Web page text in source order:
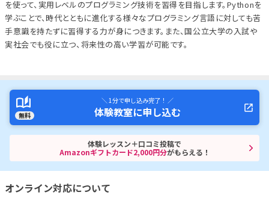
を使って、実用レベルのプログラミング技術を習得を目指します。Pythonを
学ぶことで、時代とともに進化する様々なプログラミング言語に対しても苦
手意識を持たずに習得する力が身につきます。また、国公立大学の入試や
実社会でも役に立つ、将来性の高い学習が可能です。
無料
＼ 1分で申し込み完了！ ／
体験教室に申し込む
体験レッスン＋口コミ投稿で
Amazonギフトカード2,000円分がもらえる！
オンライン対応について